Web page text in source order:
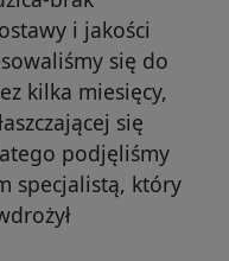
i jakości
się do
kilka miesięcy,
się
podjęliśmy
specjalistą, który